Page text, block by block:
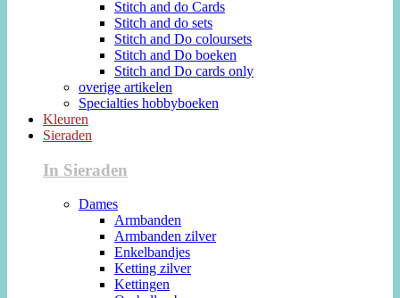
Stitch and do Cards
Stitch and do sets
Stitch and Do coloursets
Stitch and Do boeken
Stitch and Do cards only
overige artikelen
Specialties hobbyboeken
Kleuren
Sieraden
In Sieraden
Dames
Armbanden
Armbanden zilver
Enkelbandjes
Ketting zilver
Kettingen